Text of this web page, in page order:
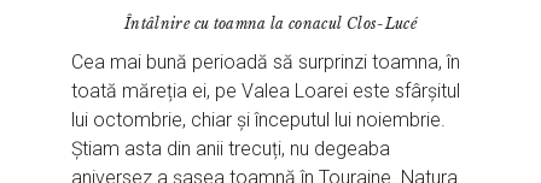
Întâlnire cu toamna la conacul Clos-Lucé
Cea mai bună perioadă să surprinzi toamna, în
toată măreția ei, pe Valea Loarei este sfârșitul
lui octombrie, chiar și începutul lui noiembrie.
Știam asta din anii trecuți, nu degeaba
aniversez a șasea toamnă în Touraine. Natura